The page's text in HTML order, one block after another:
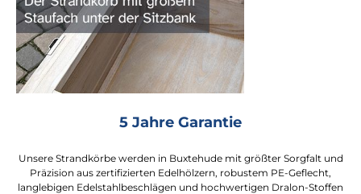
5 Jahre Garantie
Unsere Strandkörbe werden in Buxtehude mit größter Sorgfalt und
Präzision aus zertifizierten Edelhölzern, robustem PE-Geflecht,
langlebigen Edelstahlbeschlägen und hochwertigen Dralon-Stoffen